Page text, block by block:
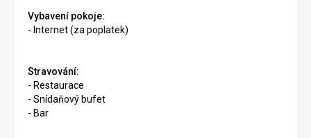
Vybavení pokoje:
- Internet (za poplatek)
Stravování:
- Restaurace
- Snídaňový bufet
- Bar